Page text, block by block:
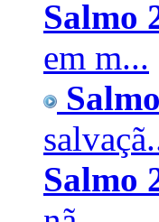
Salmo
em m...
Salmo